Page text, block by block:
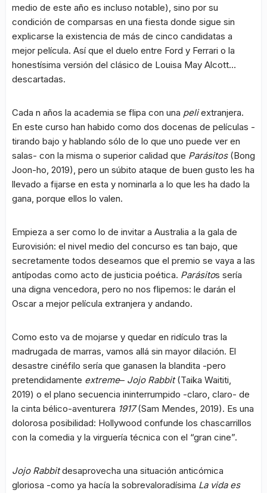
medio de este año es incluso notable), sino por su
condición de comparsas en una fiesta donde sigue sin
explicarse la existencia de más de cinco candidatas a
mejor película. Así que el duelo entre Ford y Ferrari o la
honestísima versión del clásico de Louisa May Alcott…
descartadas.
Cada n años la academia se flipa con una peliextranjera.
En este curso han habido como dos docenas de películas -
tirando bajo y hablando sólo de lo que uno puede ver en
salas- con la misma o superior calidad que Parásitos(Bong
Joon-ho, 2019), pero un súbito ataque de buen gusto les ha
llevado a fijarse en esta y nominarla a lo que les ha dado la
gana, porque ellos lo valen.
Empieza a ser como lo de invitar a Australia a la gala de
Eurovisión: el nivel medio del concurso es tan bajo, que
secretamente todos deseamos que el premio se vaya a las
antípodas como acto de justicia poética. Parásitos sería
una digna vencedora, pero no nos flipemos: le darán el
Oscar a mejor película extranjera y andando.
Como esto va de mojarse y quedar en ridículo tras la
madrugada de marras, vamos allá sin mayor dilación. El
desastre cinéfilo sería que ganasen la blandita -pero
pretendidamente extreme– Jojo Rabbit(Taika Waititi,
2019) o el plano secuencia ininterrumpido -claro, claro- de
la cinta bélico-aventurera 1917(Sam Mendes, 2019). Es una
dolorosa posibilidad: Hollywood confunde los chascarrillos
con la comedia y la virguería técnica con el “gran cine”.
Jojo Rabbitdesaprovecha una situación anticómica
gloriosa -como ya hacía la sobrevaloradísima La vida es